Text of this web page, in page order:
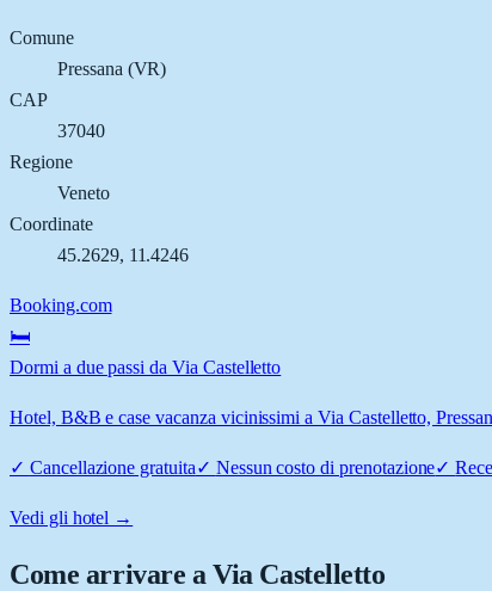
Comune
Pressana (VR)
CAP
37040
Regione
Veneto
Coordinate
45.2629, 11.4246
Booking.com
🛏️
Dormi a due passi da Via Castelletto
Hotel, B&B e case vacanza vicinissimi a Via Castelletto,
✓ Cancellazione gratuita✓ Nessun costo di prenotazione✓
Vedi gli hotel →
Come arrivare aVia Castelletto